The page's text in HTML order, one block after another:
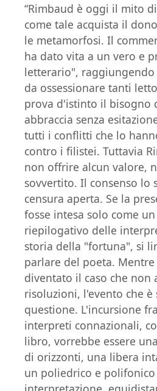
“Rimbaud è oggi il mito
come tale acquista il
le metamorfosi. Il
ha dato vita a un vero e
letterario",
da ossessionare tanti
prova d'istinto il bisogno
abbraccia senza
tutti i conflitti che lo
contro i filistei. Tuttavia
non offrire alcun valore,
sovvertito. Il consenso lo
censura aperta. Se la
fosse intesa solo come
riepilogativo delle
storia della "fortuna", si
parlare del poeta. Mentre
diventato il caso che non
risoluzioni, l'evento che
questione. L'incursione
interpreti connazionali,
libro, vorrebbe essere
di orizzonti, una libera
un poliedrico e polifonico